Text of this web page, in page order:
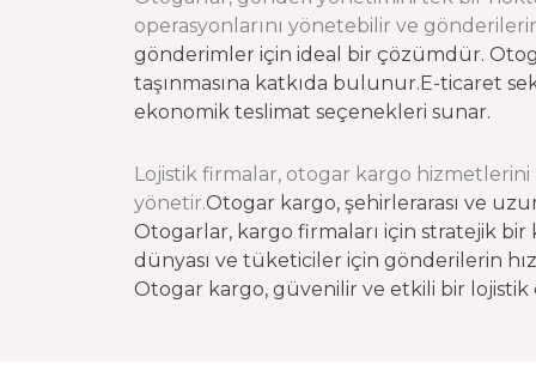
operasyonlarını yönetebilir ve
gönderimler için ideal bir çözümdür.
taşınmasına katkıda bulunur.E-ticaret
ekonomik teslimat seçenekleri sunar.
Lojistik firmalar, otogar kargo hizmetlerini
yönetir.Otogar kargo, şehirlerarası ve
Otogarlar, kargo firmaları için stratejik
dünyası ve tüketiciler için gönderilerin
Otogar kargo, güvenilir ve etkili bir